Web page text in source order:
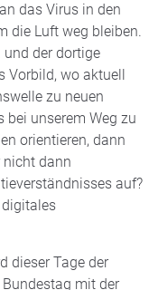
das Virus in den
die Luft weg bleiben.
und der dortige
Vorbild, wo aktuell
zu neuen
bei unserem Weg zu
orientieren, dann
nicht dann
auf?
digitales
dieser Tage der
mit der